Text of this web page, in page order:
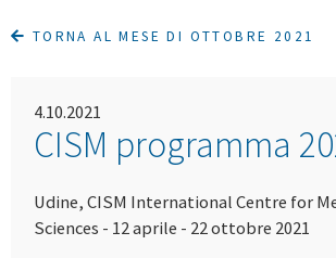
TORNA AL MESE DI OTTOBRE 2021
4.10.2021
CISM programma
Udine, CISM International Centre for
Sciences - 12 aprile - 22 ottobre 2021